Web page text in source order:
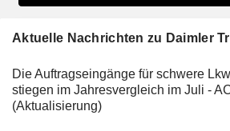
Aktuelle Nachrichten zu Daimler
Die Auftragseingänge für schwere
stiegen im Jahresvergleich im Juli -
(Aktualisierung)